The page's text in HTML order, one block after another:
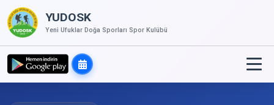
YUDOSK
Yeni Ufuklar Doğa Sporları Spor Kulübü